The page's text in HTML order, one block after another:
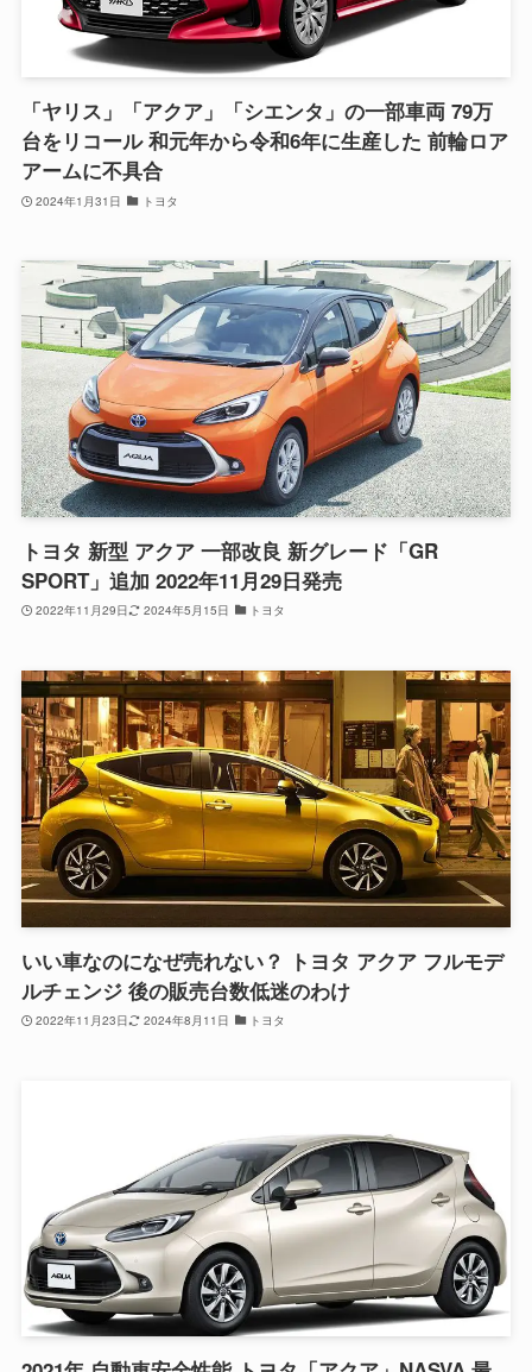
「ヤリス」「アクア」「シエンタ」の一部車両 79万
台をリコール 和元年から令和6年に生産した 前輪ロア
アームに不具合
2024年1月31日 トヨタ
トヨタ 新型 アクア 一部改良 新グレード「GR
SPORT」追加 2022年11月29日発売
2022年11月29日 2024年5月15日 トヨタ
いい車なのになぜ売れない？ トヨタ アクア フルモデ
ルチェンジ 後の販売台数低迷のわけ
2022年11月23日 2024年8月11日 トヨタ